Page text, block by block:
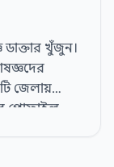
ডাক্তার খুঁজুন।
জেলায়
প্রোফাইল,